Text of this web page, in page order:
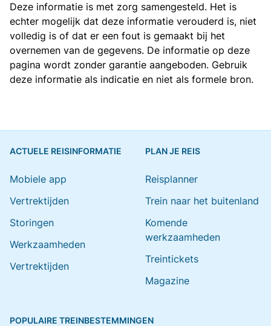
Deze informatie is met zorg samengesteld. Het is
echter mogelijk dat deze informatie verouderd is, niet
volledig is of dat er een fout is gemaakt bij het
overnemen van de gegevens. De informatie op deze
pagina wordt zonder garantie aangeboden. Gebruik
deze informatie als indicatie en niet als formele bron.
ACTUELE REISINFORMATIE
Mobiele app
Vertrektijden
Storingen
Werkzaamheden
Vertrektijden
PLAN JE REIS
Reisplanner
Trein naar het buitenland
Komende
werkzaamheden
Treintickets
Magazine
POPULAIRE TREINBESTEMMINGEN